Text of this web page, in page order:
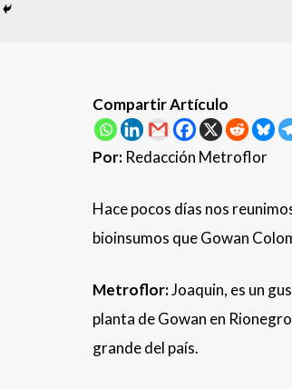
Compartir Artículo
Por: Redacción Metroflor
Hace pocos días nos
bioinsumos que Gowan
Metroflor:Joaquin, es un
planta de Gowan en
grande del país.